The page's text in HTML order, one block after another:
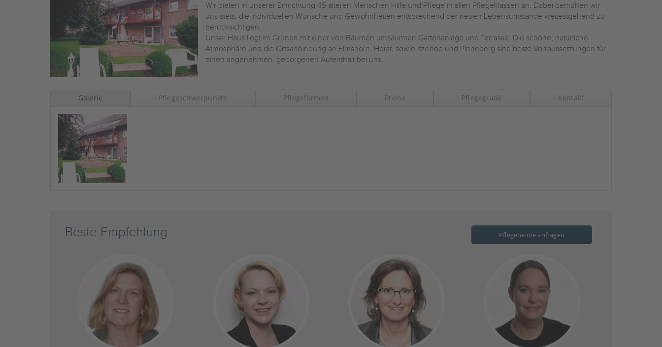
Wir bieten in unserer Einrichtung 45 älteren Menschen Hilfe und Pflege in allen Pflegeklassen an. Dabei bemühen wir
uns stets, die individuellen Wünsche und Gewohnheiten entsprechend der neuen Lebensumstände weitestgehend zu
berücksichtigen.
Unser Haus liegt im Grünen mit einer von Bäumen umsäumten Gartenanlage und Terrasse. Die schöne, natürliche
Atmosphäre und die Ortsanbindung an Elmshorn, Horst, sowie Itzehoe und Pinneberg sind beste Vorraussetzungen für
einen angenehmen, geborgenen Aufenthalt bei uns.
Galerie Pflegeschwerpunkte Pflegeformen Preise Pflegegrade Kontakt
Beste Empfehlung Pflegeheime anfragen